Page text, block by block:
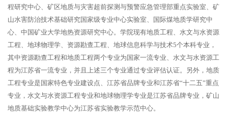
程研究中心、矿区地质与灾害超前探测与预警应急管理部重点实验室、矿
山水害防治技术基础研究国家级专业中心实验室、国际煤地质学研究中
心、中国矿业大学地热资源研究中心。学院现有地质工程、水文与水资源
工程、地球物理学、资源勘查工程、地球信息科学与技术5个本科专业，
其中资源勘查工程和地质工程两个专业为国家一流专业、水文与水资源工
程为江苏省一流专业，并且上述三个专业通过专业评估认证。另外，地质
工程专业是国家特色专业建设点、江苏省品牌专业和江苏省“十二五”重点
专业，水文与水资源工程专业和地球物理学专业是江苏省品牌专业，矿山
地质基础实验教学中心为江苏省实验教学示范中心。